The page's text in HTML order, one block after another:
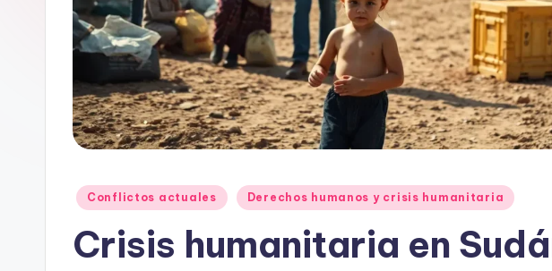
Publicado
Conflictos actuales Derechos humanos y crisis humanitaria
Crisis humanitaria en